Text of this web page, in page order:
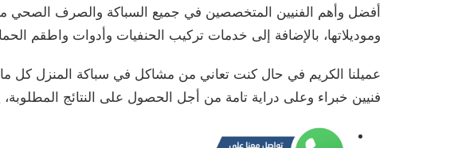
أفضل وأهم الفنيين المتخصصين في جميع السباكة والصرف الصحي
وموديلاتها، بالإضافة إلى خدمات تركيب الحنفيات وأدوات واطقم
عميلنا الكريم في حال كنت تعاني من مشاكل في سباكة المنزل كل
فنيين خبراء وعلى دراية تامة من أجل الحصول على النتائج